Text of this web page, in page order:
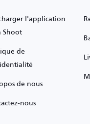
l'application
Shoot
de
de nous
nous